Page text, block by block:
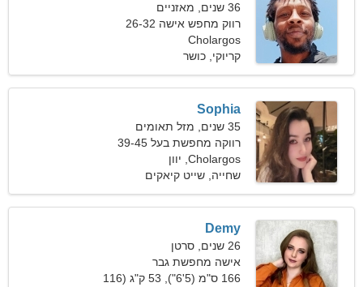
36 שנים, מאזניים
רווק מחפש אישה 26-32
Cholargos
קריוקי, כושר
Sophia
35 שנים, מזל תאומים
רווקה מחפשת בעל 39-45
Cholargos, יוון
שחייה, שייט קיאקים
Demy
26 שנים, סרטן
אישה מחפשת גבר
166 ס"מ (5'6"), 53 ק"ג (116